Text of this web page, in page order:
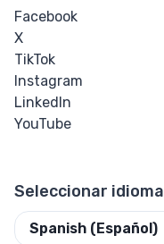
Facebook
X
TikTok
Instagram
LinkedIn
YouTube
Seleccionar idioma
Spanish (Español)